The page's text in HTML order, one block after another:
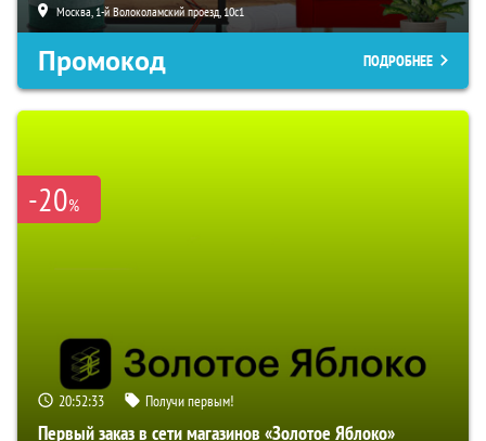
Москва, 1-й Волоколамский проезд, 10с1
Промокод ПОДРОБНЕЕ
-20%
20:52:33 Получи первым!
Первый заказ в сети магазинов «Золотое Яблоко»